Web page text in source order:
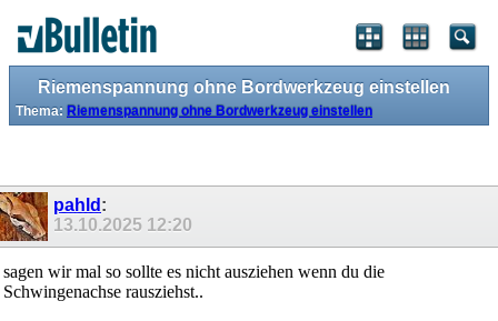
Riemenspannung ohne Bordwerkzeug einstellen
Thema: Riemenspannung ohne Bordwerkzeug einstellen
pahld :
13.10.2025 12:20
sagen wir mal so sollte es nicht ausziehen wenn du die
Schwingenachse rausziehst..